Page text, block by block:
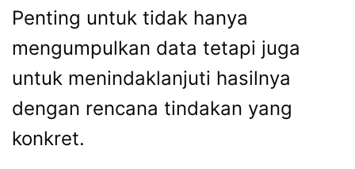
Penting untuk tidak hanya
mengumpulkan data tetapi juga
untuk menindaklanjuti hasilnya
dengan rencana tindakan yang
konkret.